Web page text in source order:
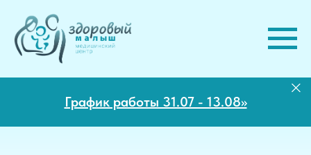
График работы 31.07 - 13.08>>